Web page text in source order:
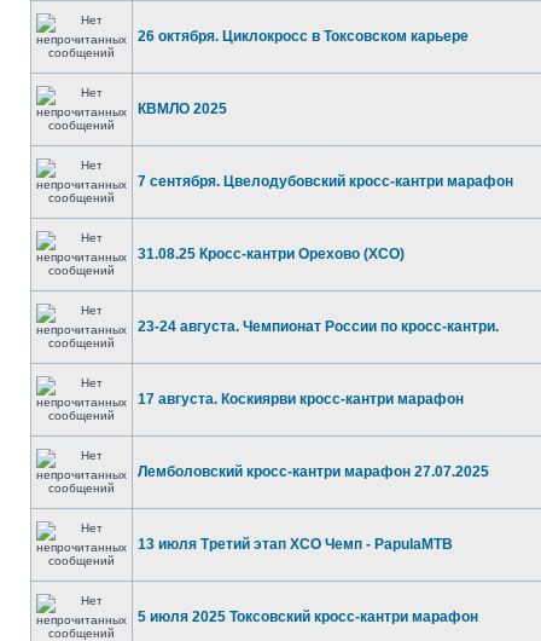
26 октября. Циклокросс в Токсовском карьере
КВМЛО 2025
7 сентября. Цвелодубовский кросс-кантри марафон
31.08.25 Кросс-кантри Орехово (ХСО)
23-24 августа. Чемпионат России по кросс-кантри.
17 августа. Коскиярви кросс-кантри марафон
Лемболовский кросс-кантри марафон 27.07.2025
13 июля Третий этап ХСО Чемп - PapulaMTB
5 июля 2025 Токсовский кросс-кантри марафон